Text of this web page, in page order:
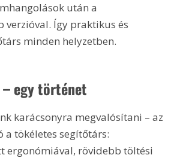
után a
Így praktikus és
minden helyzetben.
egy történet
karácsonyra megvalósítani – az
a tökéletes segítőtárs:
ergonómiával, rövidebb töltési